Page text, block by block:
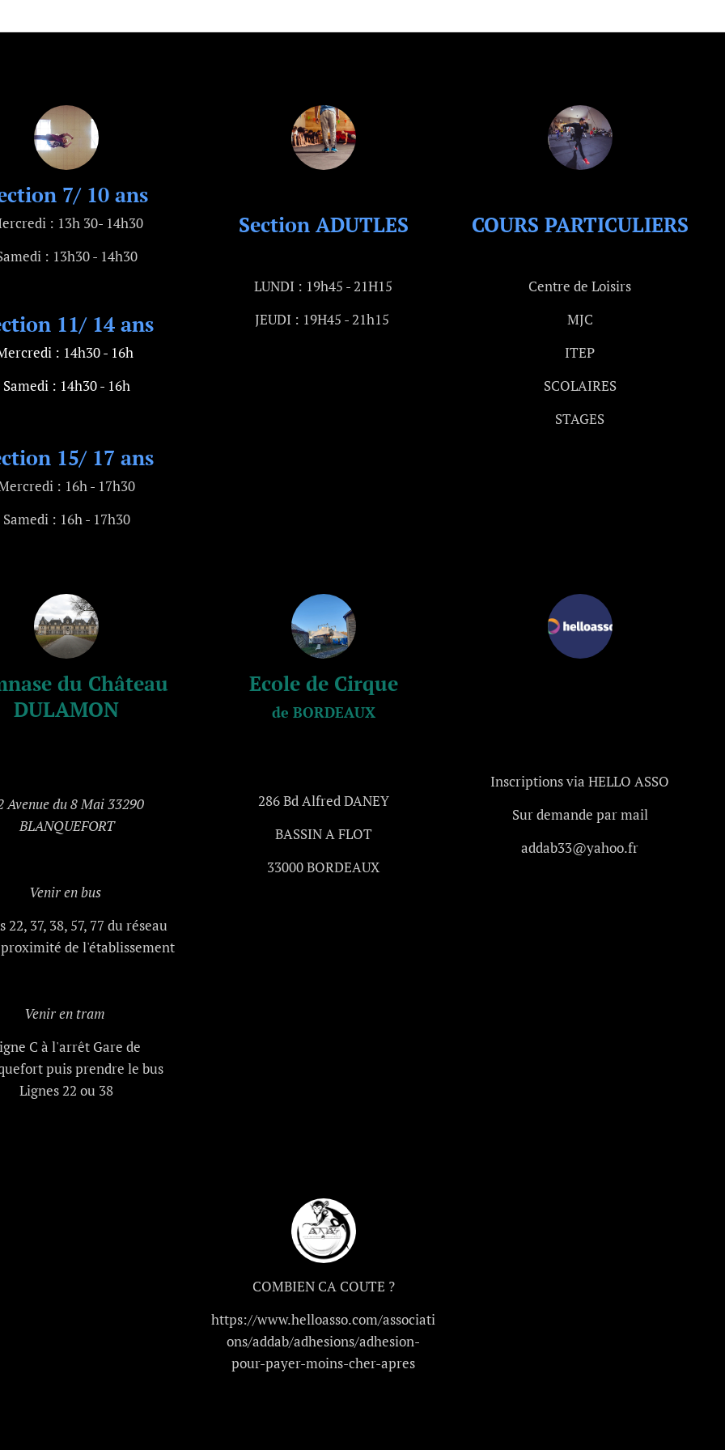
7/ 10 ans
: 13h 30- 14h30
: 13h30 - 14h30
11/ 14 ans
: 14h30 - 16h
Samedi : 14h30 - 16h
15/ 17 ans
: 16h - 17h30
Samedi : 16h - 17h30
Section ADUTLES
LUNDI : 19h45 - 21H15
JEUDI : 19H45 - 21h15
COURS PARTICULIERS
Centre de Loisirs
MJC
ITEP
SCOLAIRES
STAGES
du Château
DULAMON
Avenue du 8 Mai 33290
BLANQUEFORT
Venir en bus
22, 37, 38, 57, 77 du réseau
de l'établissement
Venir en tram
C à l'arrêt Gare de
puis prendre le bus
Lignes 22 ou 38
Ecole de Cirque
de BORDEAUX
286 Bd Alfred DANEY
BASSIN A FLOT
33000 BORDEAUX
Inscriptions via HELLO ASSO
Sur demande par mail
addab33@yahoo.fr
COMBIEN CA COUTE ?
https://www.helloasso.com/associati
ons/addab/adhesions/adhesion-
pour-payer-moins-cher-apres